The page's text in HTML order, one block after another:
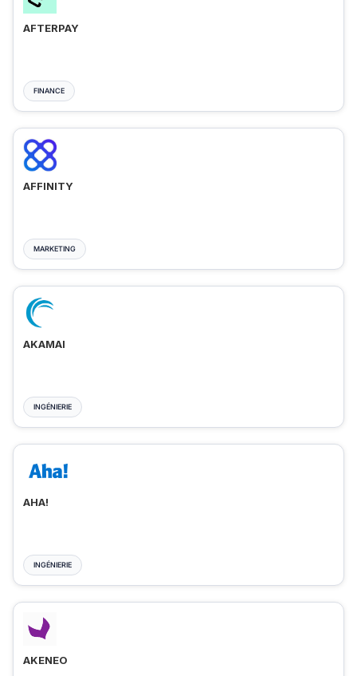
AFTERPAY
FINANCE
AFFINITY
MARKETING
AKAMAI
INGÉNIERIE
AHA!
INGÉNIERIE
AKENEO